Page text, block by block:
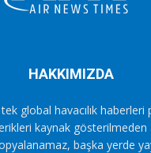
HAKKIMIZDA
global havacılık
kaynak gösterilmeden
başka yerde